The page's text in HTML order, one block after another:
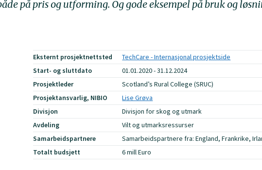
på pris og utforming. Og gode eksempel på bruk og
Eksternt prosjektnettsted
TechCare - Internasjonal prosjektside
Start- og sluttdato
01.01.2020 - 31.12.2024
Prosjektleder
Scotland’s Rural College (SRUC)
Prosjektansvarlig, NIBIO
Lise Grøva
Divisjon
Divisjon for skog og utmark
Avdeling
Vilt og utmarksressurser
Samarbeidspartnere
Samarbeidspartnere fra: England, Frankrike,
Totalt budsjett
6 mill Euro